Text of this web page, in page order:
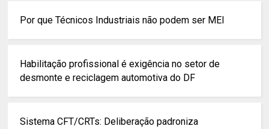
Por que Técnicos Industriais não podem ser MEI
Habilitação profissional é exigência no setor de
desmonte e reciclagem automotiva do DF
Sistema CFT/CRTs: Deliberação padroniza